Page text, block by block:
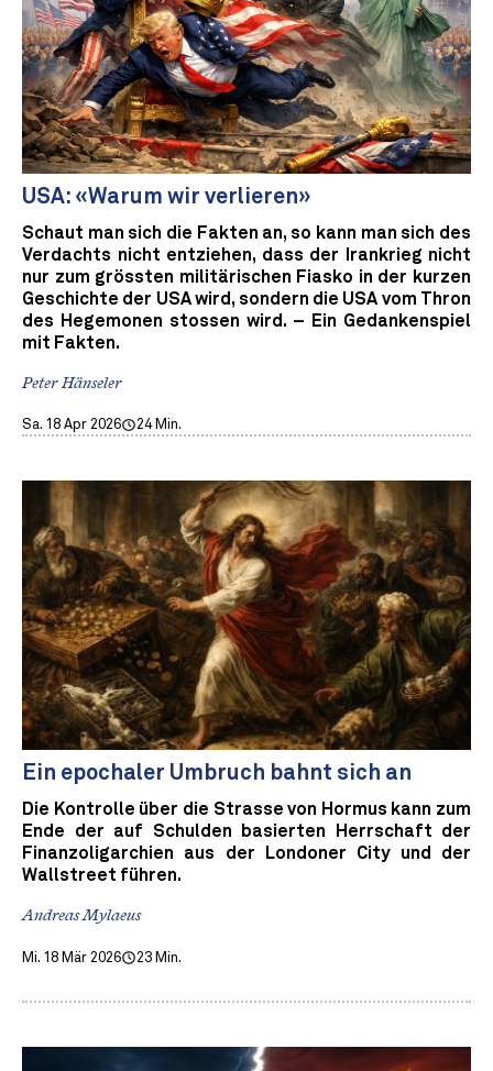
USA: «Warum wir verlieren»
Schaut man sich die Fakten an, so kann man sich des
Verdachts nicht entziehen, dass der Irankrieg nicht
nur zum grössten militärischen Fiasko in der kurzen
Geschichte der USA wird, sondern die USA vom Thron
des Hegemonen stossen wird. – Ein Gedankenspiel
mit Fakten.
Peter Hänseler
Sa. 18 Apr 2026 24 Min.
Ein epochaler Umbruch bahnt sich an
Die Kontrolle über die Strasse von Hormus kann zum
Ende der auf Schulden basierten Herrschaft der
Finanzoligarchien aus der Londoner City und der
Wallstreet führen.
Andreas Mylaeus
Mi. 18 Mär 2026 23 Min.